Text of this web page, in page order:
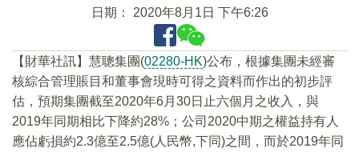
日期： 2020年8月1日 下午6:26
【財華社訊】慧聰集團(02280-HK)公布，根據集團未經審
核綜合管理賬目和董事會現時可得之資料而作出的初步評
估，預期集團截至2020年6月30日止六個月之收入，與
2019年同期相比下降約28%；公司2020中期之權益持有人
應佔虧損約2.3億至2.5億(人民幣,下同)之間，而於2019年同